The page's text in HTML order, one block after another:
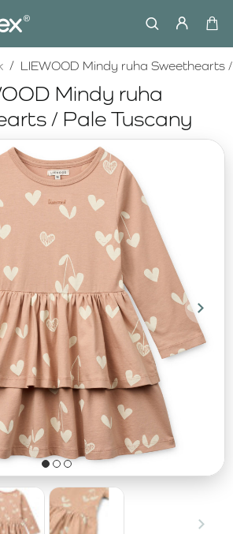
Mindy ruha
/ Pale Tuscany
LIEWOOD Mindy ruha Sweethearts